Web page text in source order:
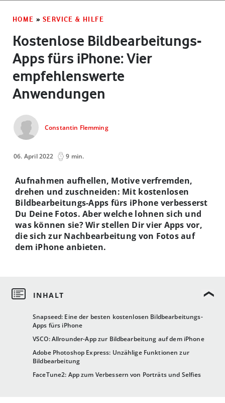
HOME » SERVICE & HILFE
Kostenlose Bildbearbeitungs-
Apps fürs iPhone: Vier
empfehlenswerte
Anwendungen
Constantin Flemming
06. April 2022 9 min.
Snapseed: Eine der besten kostenlosen Bildbearbeitungs-
Apps fürs iPhone
VSCO: Allrounder-App zur Bildbearbeitung auf dem iPhone
Adobe Photoshop Express: Unzählige Funktionen zur
Bildbearbeitung
FaceTune2: App zum Verbessern von Porträts und Selfies
Aufnahmen aufhellen, Motive verfremden,
drehen und zuschneiden: Mit kostenlosen
Bildbearbeitungs-Apps fürs iPhone verbesserst
Du Deine Fotos. Aber welche lohnen sich und
was können sie? Wir stellen Dir vier Apps vor,
die sich zur Nachbearbeitung von Fotos auf
dem iPhone anbieten.